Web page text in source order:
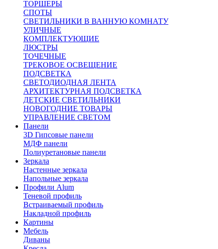
ТОРШЕРЫ
СПОТЫ
СВЕТИЛЬНИКИ В ВАННУЮ КОМНАТУ
УЛИЧНЫЕ
КОМПЛЕКТУЮЩИЕ
ЛЮСТРЫ
ТОЧЕЧНЫЕ
ТРЕКОВОЕ ОСВЕЩЕНИЕ
ПОДСВЕТКА
СВЕТОДИОДНАЯ ЛЕНТА
АРХИТЕКТУРНАЯ ПОДСВЕТКА
ДЕТСКИЕ СВЕТИЛЬНИКИ
НОВОГОДНИЕ ТОВАРЫ
УПРАВЛЕНИЕ СВЕТОМ
Панели
3D Гипсовые панели
МДФ панели
Полиуретановые панели
Зеркала
Настенные зеркала
Напольные зеркала
Профили Alum
Теневой профиль
Встраиваемый профиль
Накладной профиль
Картины
Мебель
Диваны